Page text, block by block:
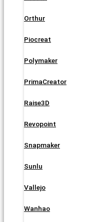
Orthur
Piocreat
Polymaker
PrimaCreator
Raise3D
Revopoint
Snapmaker
Sunlu
Vallejo
Wanhao